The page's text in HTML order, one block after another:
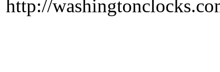
http://